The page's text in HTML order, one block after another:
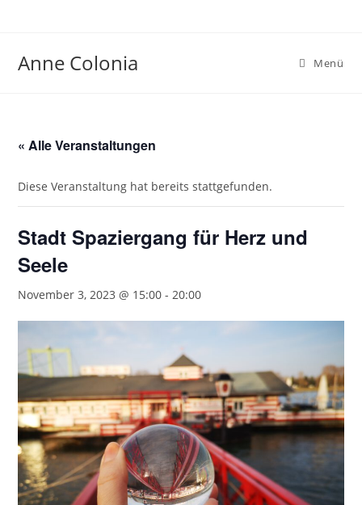
Anne Colonia Menü
« Alle Veranstaltungen
Diese Veranstaltung hat bereits stattgefunden.
Stadt Spaziergang für Herz und
Seele
November 3, 2023 @ 15:00 -20:00